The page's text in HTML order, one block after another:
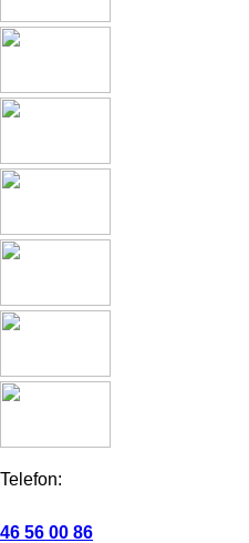
Telefon:
46 56 00 86